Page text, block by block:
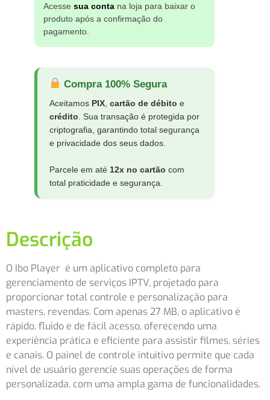
Acesse sua conta na loja para baixar o
produto após a confirmação do
pagamento.
Compra 100% Segura
Aceitamos PIX cartão de débito e
crédito . Sua transação é protegida por
criptografia, garantindo total segurança
e privacidade dos seus dados.
Parcele em até 12x no cartão com
total praticidade e segurança.
Descrição
O Ibo Player é um aplicativo completo para
gerenciamento de serviços IPTV, projetado para
proporcionar total controle e personalização para
masters, revendas. Com apenas 27 MB, o aplicativo é
rápido, fluido e de fácil acesso, oferecendo uma
experiência prática e eficiente para assistir filmes, séries
e canais. O painel de controle intuitivo permite que cada
nível de usuário gerencie suas operações de forma
personalizada, com uma ampla gama de funcionalidades.